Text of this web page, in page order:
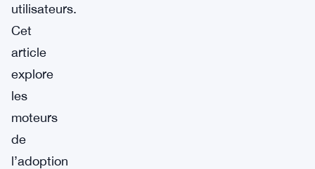
utilisateurs.
Cet
article
explore
les
moteurs
de
l’adoption